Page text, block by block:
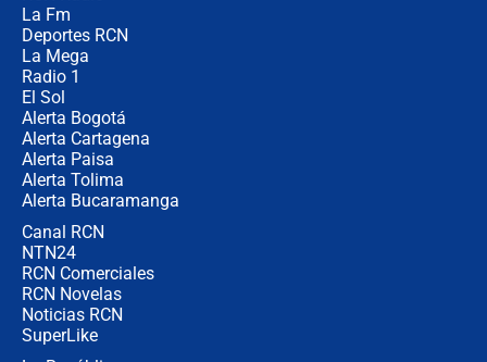
La Fm
Deportes RCN
La Mega
Radio 1
El Sol
Alerta Bogotá
Alerta Cartagena
Alerta Paisa
Alerta Tolima
Alerta Bucaramanga
Canal RCN
NTN24
RCN Comerciales
RCN Novelas
Noticias RCN
SuperLike